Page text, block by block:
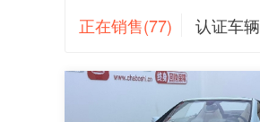
正在销售(77) 认证车辆